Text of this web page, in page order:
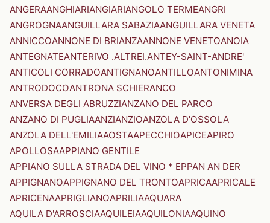
ANGERAANGHIARIANGIARIANGOLO TERMEANGRI
ANGROGNAANGUILLARA SABAZIAANGUILLARA VENETA
ANNICCOANNONE DI BRIANZAANNONE VENETOANOIA
ANTEGNATEANTERIVO .ALTREI.ANTEY-SAINT-ANDRE'
ANTICOLI CORRADOANTIGNANOANTILLOANTONIMINA
ANTRODOCOANTRONA SCHIERANCO
ANVERSA DEGLI ABRUZZIANZANO DEL PARCO
ANZANO DI PUGLIAANZIANZIOANZOLA D'OSSOLA
ANZOLA DELL'EMILIAAOSTAAPECCHIOAPICEAPIRO
APOLLOSAAPPIANO GENTILE
APPIANO SULLA STRADA DEL VINO * EPPAN AN DER
APPIGNANOAPPIGNANO DEL TRONTOAPRICAAPRICALE
APRICENAAPRIGLIANOAPRILIAAQUARA
AQUILA D'ARROSCIAAQUILEIAAQUILONIAAQUINO